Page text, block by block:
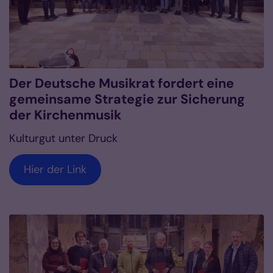
Der Deutsche Musikrat fordert eine
gemeinsame Strategie zur Sicherung
der Kirchenmusik
Kulturgut unter Druck
Hier der Link